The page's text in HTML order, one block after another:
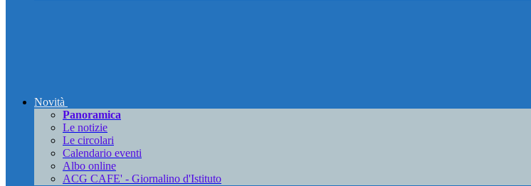
Novità
Panoramica
Le notizie
Le circolari
Calendario eventi
Albo online
ACG CAFE' - Giornalino d'Istituto